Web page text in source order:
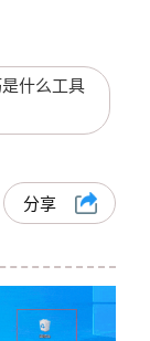
什么工具
分享